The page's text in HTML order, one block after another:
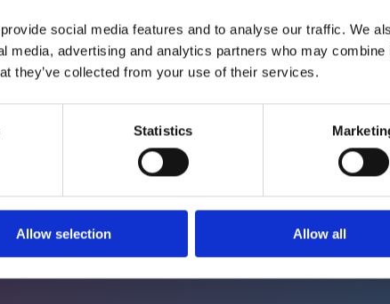
social media features and to analyse our traffic. We
media, advertising and analytics partners who may combine
they’ve collected from your use of their services.
Statistics
Allow selection Allow all
do
porta principal para você. Não chegue muito
lado de fora.